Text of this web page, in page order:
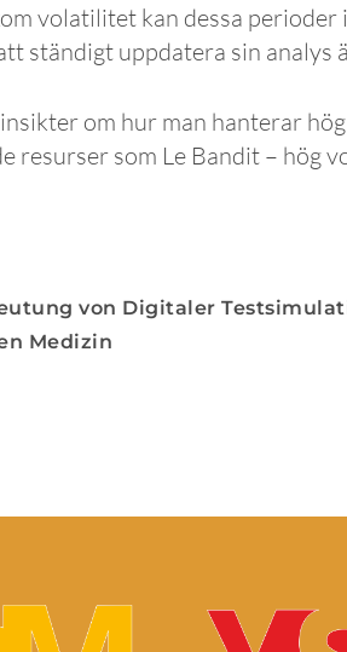
volatilitet kan dessa
ständigt uppdatera sin analys
om hur man hanterar
resurser som Le Bandit – hög
von Digitaler
Medizin